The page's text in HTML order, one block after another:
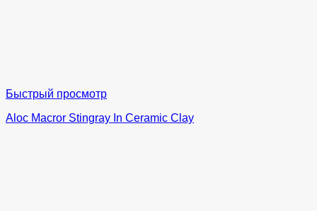
Быстрый просмотр
Aloc Macror Stingray In Ceramic Clay